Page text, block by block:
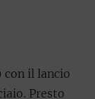
con il lancio
Presto